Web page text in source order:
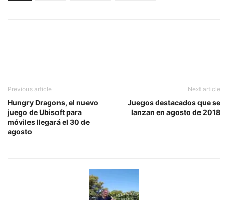
Previous article
Hungry Dragons, el nuevo
juego de Ubisoft para
móviles llegará el 30 de
agosto
Next article
Juegos destacados que se
lanzan en agosto de 2018